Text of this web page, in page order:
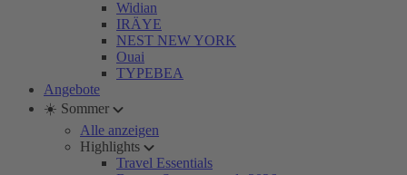
Widian
IRÄYE
NEST NEW YORK
Ouai
TYPEBEA
Angebote
☀️ Sommer
Alle anzeigen
Highlights
Travel Essentials